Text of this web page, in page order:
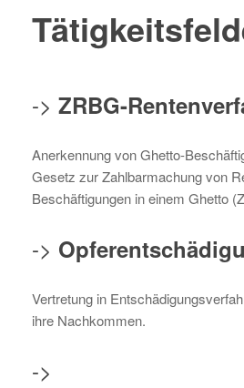
-> ZRBG-
Anerkennung von Ghetto-
Gesetz zur Zahlbarmachung von
Beschäftigungen in einem Ghetto
->
Vertretung in
ihre Nachkommen.
->